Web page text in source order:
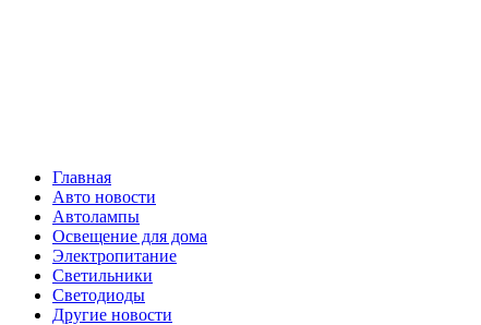
Главная
Авто новости
Автолампы
Освещение для дома
Электропитание
Светильники
Светодиоды
Другие новости